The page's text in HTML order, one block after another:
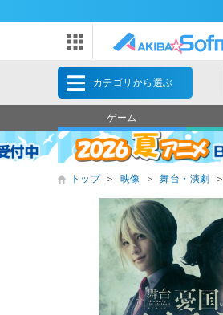
カテゴリから選ぶ
ゲーム
トップ ＞ 映像 ＞ 舞台・演劇 ＞